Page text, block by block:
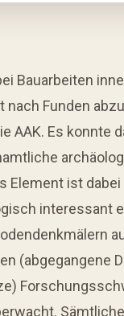
Bauarbeiten
Funden
Es konnte
Element ist
interessant
(abgegangene